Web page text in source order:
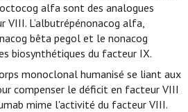
alfa sont des analogues
VIII. L’albutrépénonacog alfa,
bêta pegol et le nonacog
biosynthétiques du facteur IX.
monoclonal humanisé se liant aux
compenser le déficit en facteur VIII
mime l'activité du facteur VIII.